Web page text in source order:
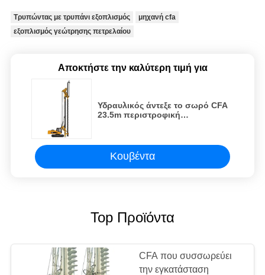
Τρυπώντας με τρυπάνι εξοπλισμός
μηχανή cfa
εξοπλισμός γεώτρησης πετρελαίου
Αποκτήστε την καλύτερη τιμή για
Υδραυλικός άντεξε το σωρό CFA
23.5m περιστροφική
Κουβέντα
Top Προϊόντα
CFA που συσσωρεύει
την εγκατάσταση